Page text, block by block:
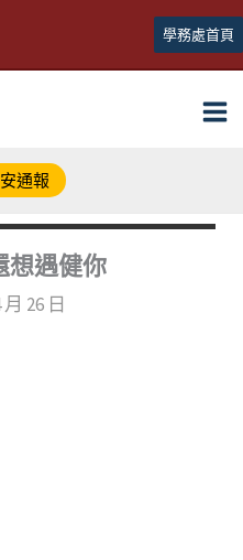
學務處首頁
通報
想遇健你
月 26 日